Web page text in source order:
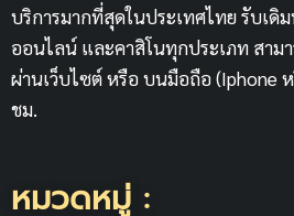
บริการมากที่สุดในประเทศไทย รับเ
ออนไลน์ และคาสิโนทุกประเภท สาม
ผ่านเว็บไซต์ หรือ บนมือถือ (Iphone
ชม.
หมวดหมู่ :